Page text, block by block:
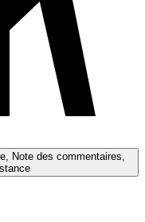
Note des commentaires,